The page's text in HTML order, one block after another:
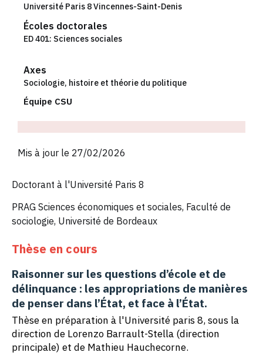
Doctorant à l'Université Paris 8
PRAG Sciences économiques et sociales, Faculté de
sociologie, Université de Bordeaux
Thèse en cours
Raisonner sur les questions d’école et de
délinquance : les appropriations de manières
de penser dans l’État, et face à l’État.
Thèse en préparation à l'Université paris 8, sous la
direction de Lorenzo Barrault-Stella (direction
principale) et de Mathieu Hauchecorne.
Université Paris 8 Vincennes-Saint-Denis
Écoles doctorales
ED 401: Sciences sociales
Axes
Sociologie, histoire et théorie du politique
Équipe CSU
Mis à jour le 27/02/2026